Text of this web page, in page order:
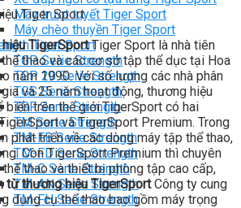
Máy trượt tuyết Tiger Sport
Máy chèo thuyền Tiger Sport
Tiger Sport
TGP Serie Strength
TGP 20 Serie Strength
TGS Serie Strength
TGF Serie Strength
TM Serie Strength
TM-FB Serie Strength
TM-FD Serie Strength
TM-C Serie Strength
TM-AN Serie Strength
TM-FH Serie Strength
Tiger Sport
hiệu TigerSportTiger Sport là nhà tiên
thao và các cơ sở tập thể dục tại Hoa
năm 1990. Với số lượng các nhà phân
và 25 năm hoạt động, thương hiệu
biến trên thế giới.TigerSport có hai
và TigerSport Premium. Trong
phát triển về các dòng máy tập thể thao,
Còn TigerSport Premium thì chuyên
thao và thiết bị phòng tập cao cấp,
từ thương hiệu TigerSportCông ty cung
dụng cụ thể thao bao gồm máy trọng